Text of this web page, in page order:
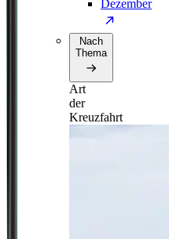
Dezember
Nach
Thema
Art
der
Kreuzfahrt